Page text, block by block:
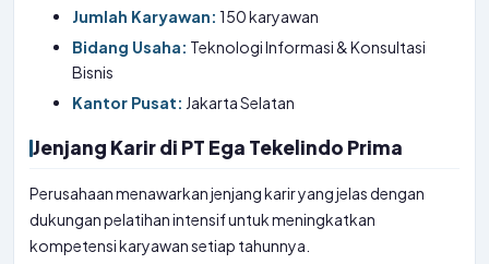
Jumlah Karyawan: 150 karyawan
Bidang Usaha: Teknologi Informasi & Konsultasi
Bisnis
Kantor Pusat: Jakarta Selatan
Jenjang Karir di PT Ega Tekelindo Prima
Perusahaan menawarkan jenjang karir yang jelas dengan
dukungan pelatihan intensif untuk meningkatkan
kompetensi karyawan setiap tahunnya.